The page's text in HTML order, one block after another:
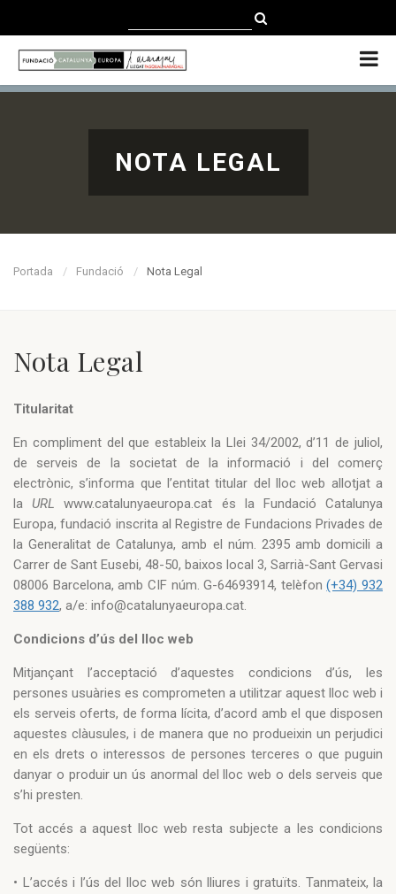
ENGLISH
NOTA LEGAL
Portada Fundació Nota Legal
Nota Legal
Titularitat
En compliment del que estableix la Llei 34/2002, d’11 de juliol,
de serveis de la societat de la informació i del comerç
electrònic, s’informa que l’entitat titular del lloc web allotjat a
la URL www.catalunyaeuropa.cat és la Fundació Catalunya
Europa, fundació inscrita al Registre de Fundacions Privades de
la Generalitat de Catalunya, amb el núm. 2395 amb domicili a
Carrer de Sant Eusebi, 48-50, baixos local 3, Sarrià-Sant Gervasi
08006 Barcelona, amb CIF núm. G-64693914, telèfon(+34) 932
388 932, a/e: info@catalunyaeuropa.cat.
Condicions d’ús del lloc web
Mitjançant l’acceptació d’aquestes condicions d’ús, les
persones usuàries es comprometen a utilitzar aquest lloc web i
els serveis oferts, de forma lícita, d’acord amb el que disposen
aquestes clàusules, i de manera que no produeixin un perjudici
en els drets o interessos de persones terceres o que puguin
danyar o produir un ús anormal del lloc web o dels serveis que
s’hi presten.
Tot accés a aquest lloc web resta subjecte a les condicions
següents:
• L’accés i l’ús del lloc web són lliures i gratuïts. Tanmateix, la